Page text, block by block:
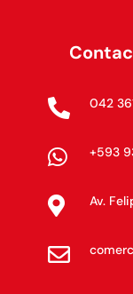
 042
 +593
 Av.
